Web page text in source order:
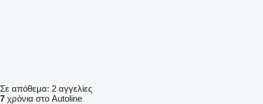
Σε απόθεμα: 2 αγγελίες
7 χρόνια στο Autoline